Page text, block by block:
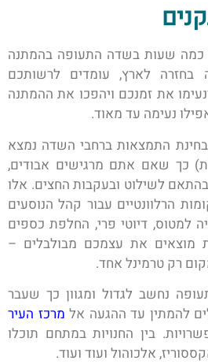
כמה שעות בשדה התעופה בהמתנה
לארץ, עומדים לרשותכם
את זמנכם ויהפכו את ההמתנה
נעימה עד מאוד.
התמצאות ברחבי השדה נמצא
כך שאם אתם מרגישים אבודים,
לשילוט ובעקבות החצים. אלו
הרלוונטיים עבור קהל הנוסעים
למטוס, דיוטי פרי, החלפת כספים
מוצאים את עצמכם מבולבלים –
רק טרמינל אחד.
נחשב לגדול ומגוון כך שעבר
להמתין עד ההגעה אל מרכז העיר
בין החנויות במתחם תוכלו
אלכוהול ועוד ועוד.